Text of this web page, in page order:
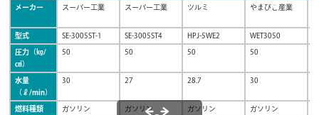
メーカー スーパー工業 スーパー工業 ツルミ やまびこ産業
型式 SE-3005ST-1 SE-3005ST4 HPJ-5WE2 WET3050
圧力（㎏/
㎠）
50 50 50 50
水量
（ℓ/min）
30 27 28.7 30
燃料種類 ガソリン ガソリン ガソリン ガソリン